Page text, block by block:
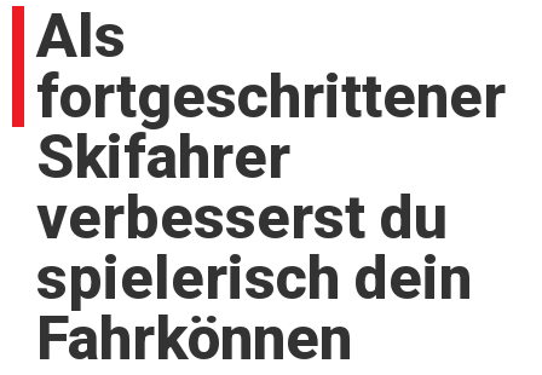
Als
fortgeschrittener
Skifahrer
verbesserst du
spielerisch dein
Fahrkönnen